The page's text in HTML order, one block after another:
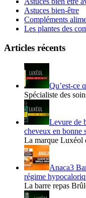
Astuces bien-être
Compléments
Les plantes des
Articles récents
Qu’est-ce
Spécialiste des
​​Levure de
cheveux en bonne
La marque Luxéol
Anaca3
régime
La barre repas